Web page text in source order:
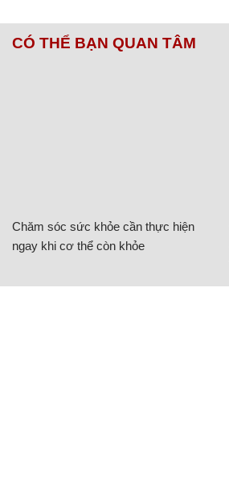
CÓ THỂ BẠN QUAN TÂM
Chăm sóc sức khỏe cần thực hiện
ngay khi cơ thể còn khỏe